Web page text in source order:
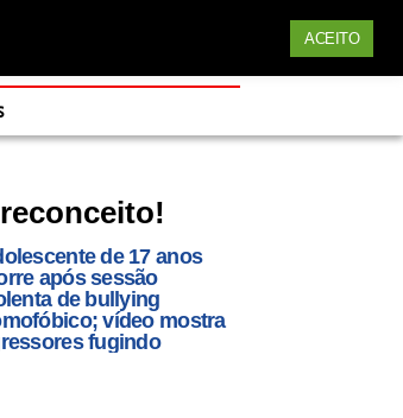
ACEITO
de 17 anos
após sessão
de bullying
vídeo mostra
fugindo